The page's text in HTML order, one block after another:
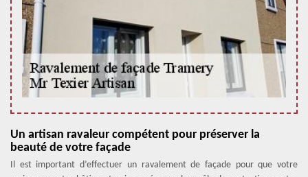
Un artisan ravaleur compétent pour préserver la
beauté de votre façade
Il est important d’effectuer un ravalement de façade pour que votre